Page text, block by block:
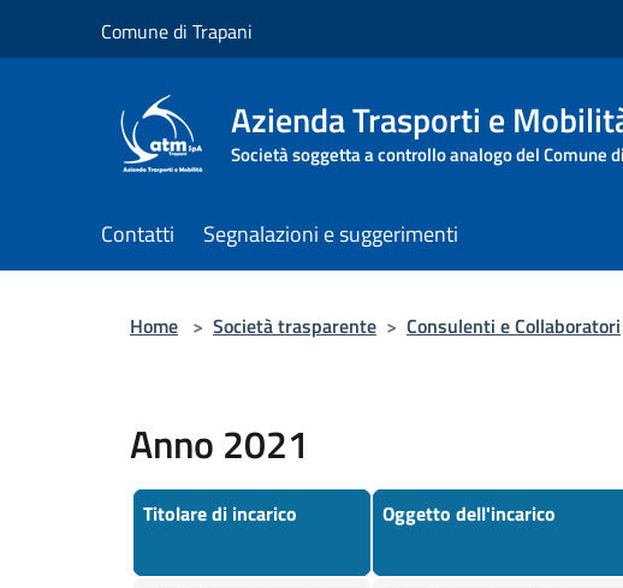
Comune di Trapani
Azienda Trasporti e
Società soggetta a controllo analogo del Comune
Contatti Segnalazioni e suggerimenti
Home > Società trasparente > Consulenti e Collaboratori
Anno 2021
Titolare di incarico Oggetto dell'incarico